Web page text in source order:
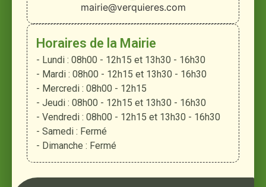
mairie@verquieres.com
Horaires de la Mairie
- Lundi : 08h00 - 12h15 et 13h30 - 16h30
- Mardi : 08h00 - 12h15 et 13h30 - 16h30
- Mercredi : 08h00 - 12h15
- Jeudi : 08h00 - 12h15 et 13h30 - 16h30
- Vendredi : 08h00 - 12h15 et 13h30 - 16h30
- Samedi : Fermé
- Dimanche : Fermé